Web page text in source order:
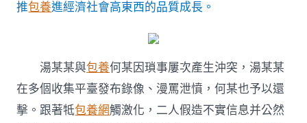
日
起
實
施〉
中
推包養進經濟社會高東西的品質成長。
湯某某與包養何某因瑣事屢次產生沖突，湯某某
在多個收集平臺發布錄像、漫罵泄憤，何某也予以還
擊。跟著牴包養網觸激化，二人假造不實信息并公然